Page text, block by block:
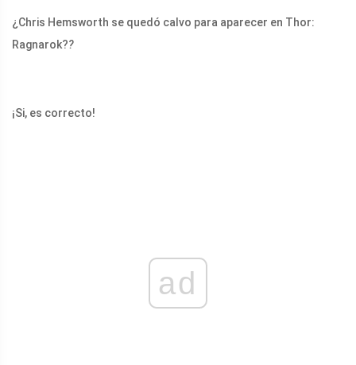
¿Chris Hemsworth se quedó calvo para aparecer en Thor:
Ragnarok??
¡Si, es correcto!
ad